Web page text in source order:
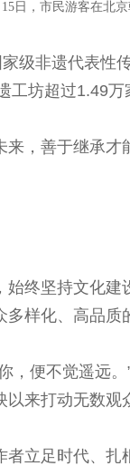
15日，市民游客在北
级非遗代表性
工坊超过1.49
来，善于继承
始终坚持文化
多样化、高品质
，便不觉遥远
以来打动无数观
者立足时代、